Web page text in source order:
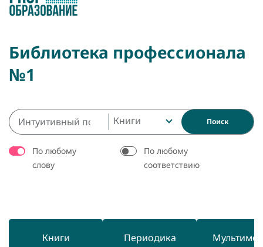
Библиотека профессионала
№1
Книги Поиск
По любому
слову
По любому
соответствию
Книги Периодика